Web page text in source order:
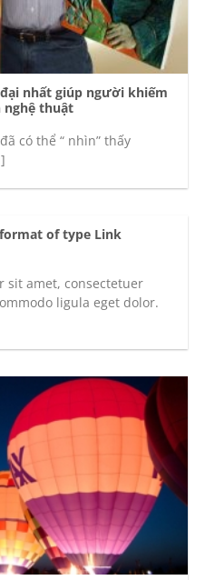
nhất giúp người khiếm
nghệ thuật
có thể “ nhìn” thấy
of type Link
sit amet, consectetuer
ligula eget dolor.